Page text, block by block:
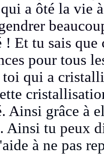
a ôté la vie
! Et tu sais que
pour tous
qui a
Ainsi grâce à
Ainsi tupeux
à ne pas